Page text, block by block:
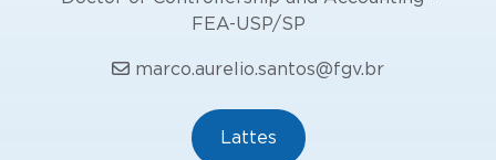
FEA-USP/SP
marco.aurelio.santos@fgv.br
Lattes